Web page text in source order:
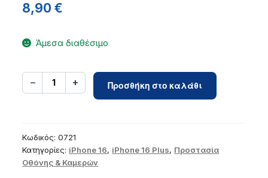
8,90€
Άμεσα διαθέσιμο
− 1 +
Προστασία
Κάμερας
Black
ποσότητα
Προσθήκη στο καλάθι
Κωδικός:0721
Κατηγορίες: iPhone 16, iPhone 16 Plus, Προστασία
Οθόνης & Καμερών